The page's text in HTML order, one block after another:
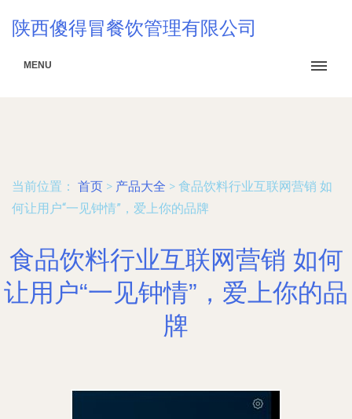
陕西傻得冒餐饮管理有限公司
MENU
当前位置： 首页 > 产品大全 > 食品饮料行业互联网营销 如
何让用户“一见钟情”，爱上你的品牌
食品饮料行业互联网营销 如何
让用户“一见钟情”，爱上你的品
牌